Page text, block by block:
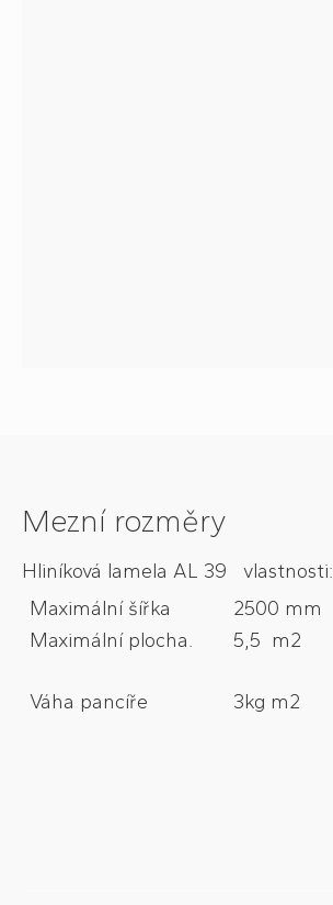
Mezní rozměry
Hliníková lamela AL 39 vlastnosti:
Maximální šířka
2500 mm
Maximální plocha. 5,5 m2
Váha pancíře 3kg m2